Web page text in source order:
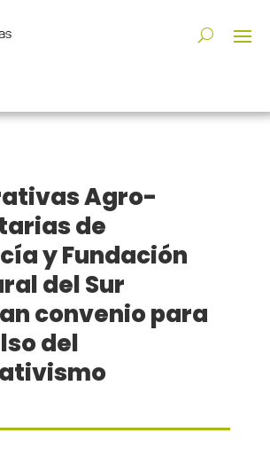
Agro-
de
y Fundación
del Sur
convenio para
del